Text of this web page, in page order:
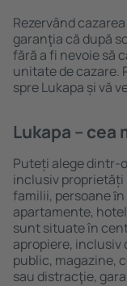
Rezervând
garanţia că după
fără a fi nevoie să
unitate de cazare.
spre Lukapa și vă
Lukapa – cea
Puteți alege dintr-
inclusiv proprietăți
familii, persoane
apartamente,
sunt situate în
apropiere,
public, magazine,
sau distracţie,